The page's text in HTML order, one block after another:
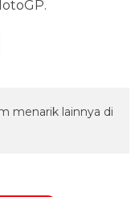
menarik lainnya di